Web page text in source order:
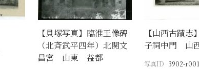
【貝塚写真】臨淮王像碑
（北斉武平四年）北関文
昌宮 山東 益都
【山西古蹟
子祠中門 山
写真ID 3902-